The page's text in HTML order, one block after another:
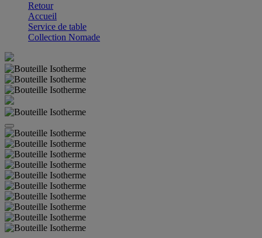
Retour
Accueil
Service de table
Collection Nomade